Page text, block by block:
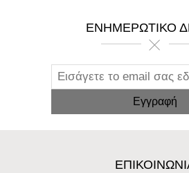
ΕΝΗΜΕΡΩΤΙΚΌ